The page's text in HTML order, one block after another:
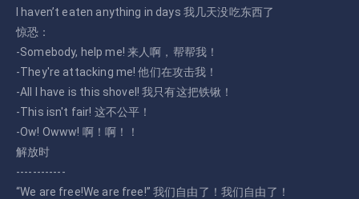
I haven’t eaten anything in days 我几天没吃东西了
惊恐：
-Somebody, help me! 来人啊，帮帮我！
-They're attacking me! 他们在攻击我！
-All I have is this shovel! 我只有这把铁锹！
-This isn't fair! 这不公平！
-Ow! Owww! 啊！啊！！
解放时
------------
“We are free!We are free!” 我们自由了！我们自由了！